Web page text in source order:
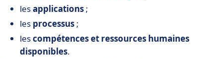
lesapplications ;
les processus ;
lescompétences et ressources humaines
disponibles.